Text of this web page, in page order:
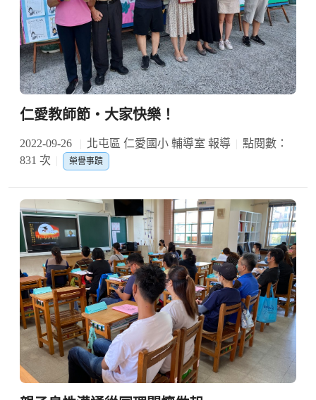
仁愛教師節‧大家快樂！
2022-09-26 北屯區 仁愛國小 輔導室 報導
點閱數：
831 次
榮譽事蹟